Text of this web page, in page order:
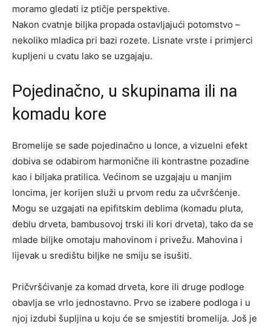
moramo gledati iz ptičje perspektive.
Nakon cvatnje biljka propada ostavljajući potomstvo –
nekoliko mladica pri bazi rozete. Lisnate vrste i primjerci
kupljeni u cvatu lako se uzgajaju.
Pojedinačno, u skupinama ili na
komadu kore
Bromelije se sade pojedinačno u lonce, a vizuelni efekt
dobiva se odabirom harmonične ili kontrastne pozadine
kao i biljaka pratilica. Većinom se uzgajaju u manjim
loncima, jer korijen služi u prvom redu za učvršćenje.
Mogu se uzgajati na epifitskim deblima (komadu pluta,
deblu drveta, bambusovoj trski ili kori drveta), tako da se
mlade biljke omotaju mahovinom i privežu. Mahovina i
lijevak u središtu biljke ne smiju se isušiti.
Pričvršćivanje za komad drveta, kore ili druge podloge
obavlja se vrlo jednostavno. Prvo se izabere podloga i u
njoj izdubi šupljina u koju će se smjestiti bromelija. Još je